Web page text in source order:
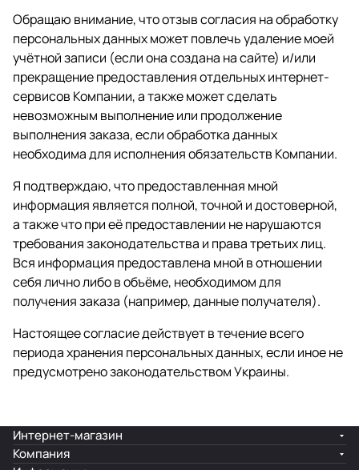
Обращаю внимание, что отзыв согласия на обработку
персональных данных может повлечь удаление моей
учётной записи (если она создана на сайте) и/или
прекращение предоставления отдельных интернет-
сервисов Компании, а также может сделать
невозможным выполнение или продолжение
выполнения заказа, если обработка данных
необходима для исполнения обязательств Компании.
Я подтверждаю, что предоставленная мной
информация является полной, точной и достоверной,
а также что при её предоставлении не нарушаются
требования законодательства и права третьих лиц.
Вся информация предоставлена мной в отношении
себя лично либо в объёме, необходимом для
получения заказа (например, данные получателя).
Настоящее согласие действует в течение всего
периода хранения персональных данных, если иное не
предусмотрено законодательством Украины.
Интернет-магазин
Компания